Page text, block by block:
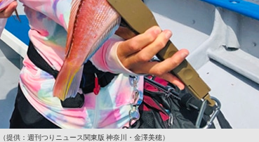
（提供：週刊つりニュース関東版 神奈川・金澤美穂）